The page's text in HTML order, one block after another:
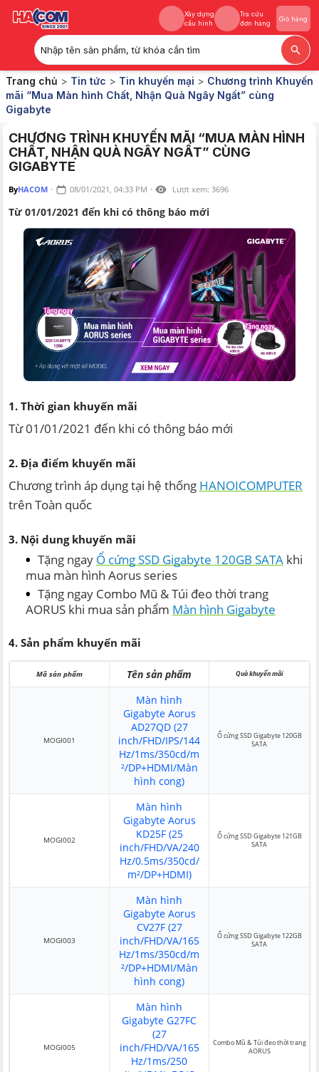
Xây dựng
cấu hình
Tra cứu
đơn hàng
Giỏ hàng
Nhập tên sản phẩm, từ khóa cần tìm
Xây dựng
cấu hình
Tra cứu
đơn hàng
Giỏ hàng
Trang chủ > Tin tức > Tin khuyến mại > Chương trình Khuyến
mãi “Mua Màn hình Chất, Nhận Quà Ngây Ngất” cùng
Gigabyte
CHƯƠNG TRÌNH KHUYẾN MÃI “MUA MÀN HÌNH
CHẤT, NHẬN QUÀ NGÂY NGẤT” CÙNG
GIGABYTE
ByHACOM · 08/01/2021, 04:33 PM · Lượt xem: 3696
Từ 01/01/2021 đến khi có thông báo mới
1. Thời gian khuyến mãi
Từ 01/01/2021 đến khi có thông báo mới
2. Địa điểm khuyến mãi
Chương trình áp dụng tại hệ thống HANOICOMPUTER
trên Toàn quốc
3. Nội dung khuyến mãi
Tặng ngay Ổ cứng SSD Gigabyte 120GB SATA khi
mua màn hình Aorus series
Tặng ngay Combo Mũ & Túi đeo thời trang
AORUS khi mua sản phẩm Màn hình Gigabyte
4. Sản phẩm khuyến mãi
Mã sản phẩm Tên sản phẩm Quà khuyến mãi
MOGI001
Màn hình
Gigabyte Aorus
AD27QD (27
inch/FHD/IPS/144
Hz/1ms/350cd/m
²/DP+HDMI/Màn
hình cong)
Ổ cứng SSD Gigabyte 120GB
SATA
MOGI002
Màn hình
Gigabyte Aorus
KD25F (25
inch/FHD/VA/240
Hz/0.5ms/350cd/
m²/DP+HDMI)
Ổ cứng SSD Gigabyte 121GB
SATA
MOGI003
Màn hình
Gigabyte Aorus
CV27F (27
inch/FHD/VA/165
Hz/1ms/350cd/m
²/DP+HDMI/Màn
hình cong)
Ổ cứng SSD Gigabyte 122GB
SATA
MOGI005
Màn hình
Gigabyte G27FC
(27
inch/FHD/VA/165
Hz/1ms/250
Combo Mũ & Túi đeo thời trang
AORUS